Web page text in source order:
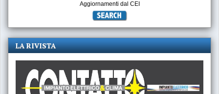
Aggiornamenti dal CEI
LA RIVISTA